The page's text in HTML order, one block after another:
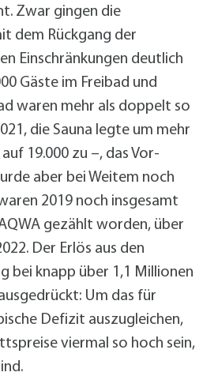
Zwar gingen die
dem Rückgang der
Einschränkungen deutlich
Gäste im Freibad und
waren mehr als doppelt so
die Sauna legte um mehr
19.000 zu –, das Vor-
aber bei Weitem noch
2019 noch insgesamt
gezählt worden, über
Der Erlös aus den
bei knapp über 1,1 Millionen
Um das für
Defizit auszugleichen,
viermal so hoch sein,